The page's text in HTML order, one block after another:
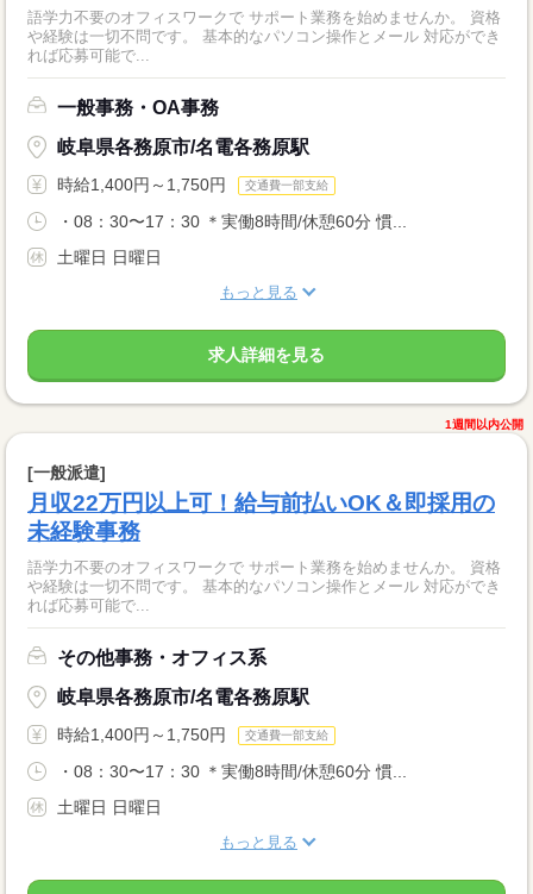
語学力不要のオフィスワークで サポート業務を始めませんか。 資格
や経験は一切不問です。 基本的なパソコン操作とメール 対応ができ
れば応募可能で...
一般事務・OA事務
岐阜県各務原市/名電各務原駅
時給1,400円～1,750円 交通費一部支給
・08：30〜17：30 ＊実働8時間/休憩60分 慣...
土曜日 日曜日
もっと見る
求人詳細を見る
1週間以内公開
[一般派遣]
月収22万円以上可！給与前払いOK＆即採用の
未経験事務
語学力不要のオフィスワークで サポート業務を始めませんか。 資格
や経験は一切不問です。 基本的なパソコン操作とメール 対応ができ
れば応募可能で...
その他事務・オフィス系
岐阜県各務原市/名電各務原駅
時給1,400円～1,750円 交通費一部支給
・08：30〜17：30 ＊実働8時間/休憩60分 慣...
土曜日 日曜日
もっと見る